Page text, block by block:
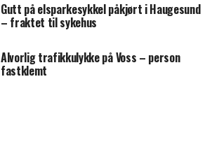
Gutt på elsparkesykkel påkjørt i Haugesund
– fraktet til sykehus
Alvorlig trafikkulykke på Voss – person
fastklemt